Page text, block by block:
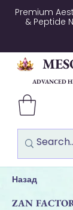
Premium
& Peptide
ADVANCED
Назад
ZAN